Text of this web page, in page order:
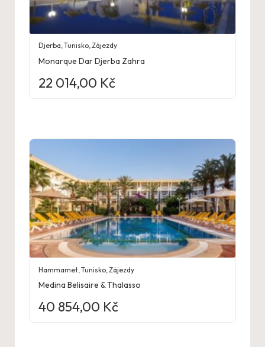
Djerba,Tunisko,Zájezdy
Monarque Dar Djerba Zahra
22 014,00 Kč
Hammamet ,Tunisko Zájezdy
Medina Belisaire & Thalasso
40 854,00 Kč